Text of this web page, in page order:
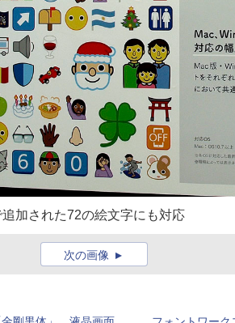
加された72の絵文字にも対応
次の画像